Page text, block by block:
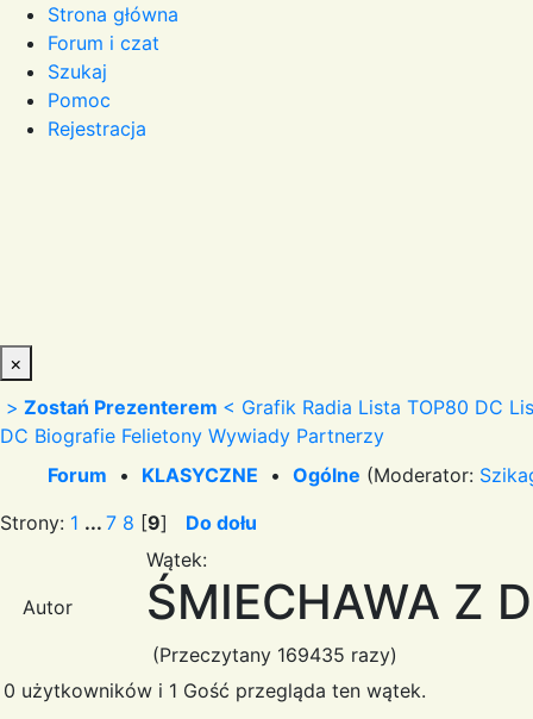
Strona główna
Forum i czat
Szukaj
Pomoc
Rejestracja
×
> Zostań Prezenterem < Grafik Radia Lista TOP80 DC
DC Biografie Felietony Wywiady Partnerzy
Forum • KLASYCZNE • Ogólne (Moderator:
Strony: 1 ... 7 8 [9] Do dołu
Autor
Wątek:
ŚMIECHAWA Z
(Przeczytany 169435 razy)
0 użytkowników i 1 Gość przegląda ten wątek.